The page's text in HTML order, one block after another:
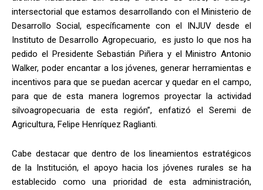
intersectorial que estamos desarrollando con el Ministerio de
Desarrollo Social, específicamente con el INJUV desde el
Instituto de Desarrollo Agropecuario, es justo lo que nos ha
pedido el Presidente Sebastián Piñera y el Ministro Antonio
Walker, poder encantar a los jóvenes, generar herramientas e
incentivos para que se puedan acercar y quedar en el campo,
para que de esta manera logremos proyectar la actividad
silvoagropecuaria de esta región”, enfatizó el Seremi de
Agricultura, Felipe Henríquez Raglianti.
Cabe destacar que dentro de los lineamientos estratégicos
de la Institución, el apoyo hacia los jóvenes rurales se ha
establecido como una prioridad de esta administración,